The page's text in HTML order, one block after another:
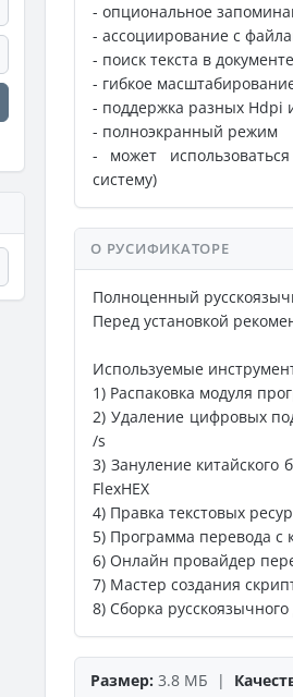
- опциональное
- ассоциирование с
- поиск текста в
- гибкое
- поддержка разных Hdpi
- полноэкранный режим
- может
систему)
О РУСИФИКАТОРЕ
Полноценный
Перед установкой
Используемые
1) Распаковка модуля
2) Удаление цифровых
/s
3) Зануление китайского
FlexHEX
4) Правка текстовых
5) Программа перевода с
6) Онлайн провайдер
7) Мастер создания
8) Сборка
Размер: 3.8 МБ |